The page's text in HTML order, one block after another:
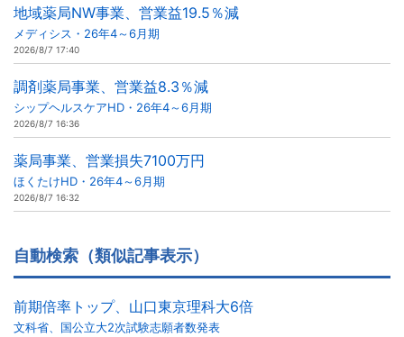
地域薬局NW事業、営業益19.5％減
メディシス・26年4～6月期
2026/8/7 17:40
調剤薬局事業、営業益8.3％減
シップヘルスケアHD・26年4～6月期
2026/8/7 16:36
薬局事業、営業損失7100万円
ほくたけHD・26年4～6月期
2026/8/7 16:32
自動検索（類似記事表示）
前期倍率トップ、山口東京理科大6倍
文科省、国公立大2次試験志願者数発表